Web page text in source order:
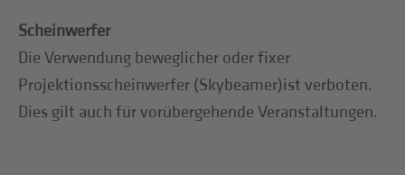
Scheinwerfer
Die Verwendung beweglicher oder fixer
Projektionsscheinwerfer (Skybeamer)ist verboten.
Dies gilt auch für vorübergehende Veranstaltungen.